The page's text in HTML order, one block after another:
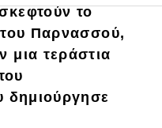
το
του Παρνασσού,
τεράστια
δημιούργησε